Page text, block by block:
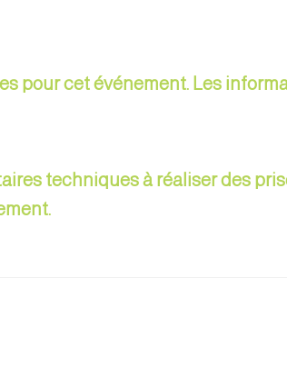
pour cet événement. Les
techniques à réaliser des